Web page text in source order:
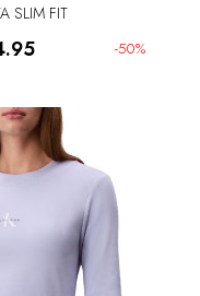
SLIM FIT
-50%